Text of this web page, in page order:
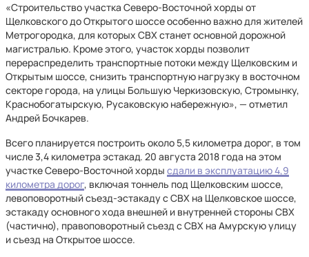
«Строительство участка Северо-Восточной хорды от
Щелковского до Открытого шоссе особенно важно для жителей
Метрогородка, для которых СВХ станет основной дорожной
магистралью. Кроме этого, участок хорды позволит
перераспределить транспортные потоки между Щелковским и
Открытым шоссе, снизить транспортную нагрузку в восточном
секторе города, на улицы Большую Черкизовскую, Стромынку,
Краснобогатырскую, Русаковскую набережную», — отметил
Андрей Бочкарев.
Всего планируется построить около 5,5 километра дорог, в том
числе 3,4 километра эстакад. 20 августа 2018 года на этом
участке Северо-Восточной хорды сдали в эксплуатацию 4,9
километра дорог, включая тоннель под Щелковским шоссе,
левоповоротный съезд-эстакаду с СВХ на Щелковское шоссе,
эстакаду основного хода внешней и внутренней стороны СВХ
(частично), правоповоротный съезд с СВХ на Амурскую улицу
и съезд на Открытое шоссе.